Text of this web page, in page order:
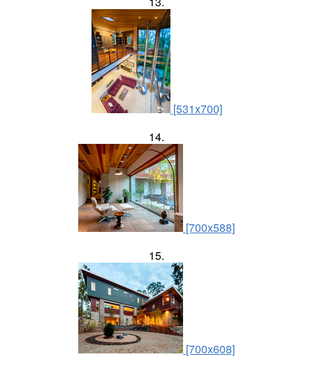
[531x700]
14.
[700x588]
15.
[700x608]